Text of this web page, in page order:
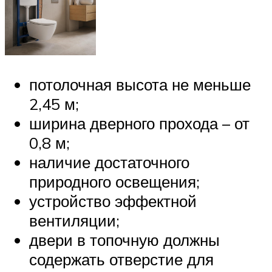
потолочная высота не меньше
2,45 м;
ширина дверного прохода – от
0,8 м;
наличие достаточного
природного освещения;
устройство эффектной
вентиляции;
двери в топочную должны
содержать отверстие для